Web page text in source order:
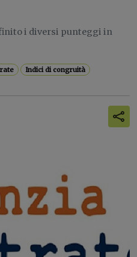
i diversi punteggi in
Indici di congruità